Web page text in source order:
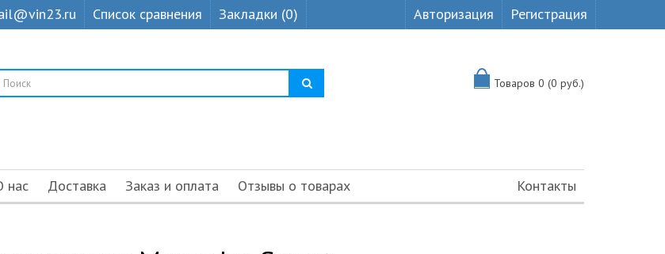
Список сравнения Закладки (0) Авторизация Регистрация
Товаров 0 (0 руб.)
нас Доставка Заказ и оплата Отзывы о товарах Контакты